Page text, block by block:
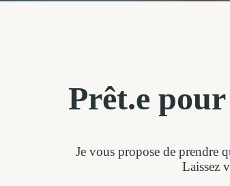
Prêt.e
Je vous propose de prendre
Laissez